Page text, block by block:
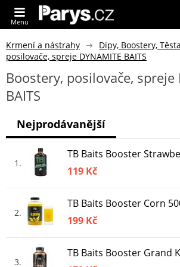
Menu
Krmení a nástrahy Dipy, Boostery, Těsta
posilovače, spreje DYNAMITE BAITS
Boostery, posilovače, spreje
BAITS
1
TB Baits Booster
119 Kč
2
TB Baits Booster Corn
199 Kč
3
TB Baits Booster Grand
Nejprodávanější